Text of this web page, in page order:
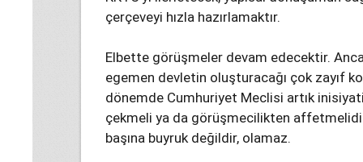
çerçeveyi hızla hazırlamaktır.
Elbette görüşmeler devam edecektir.
egemen devletin oluşturacağı çok zayıf
dönemde Cumhuriyet Meclisi artık
çekmeli ya da görüşmecilikten
başına buyruk değildir, olamaz.